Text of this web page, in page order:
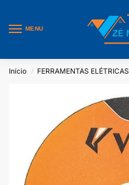
MENU
Início / FERRAMENTAS ELÉTRICAS